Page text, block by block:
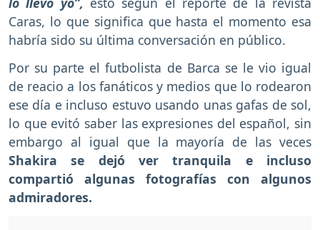
Caras, lo que significa que hasta el momento esa
habría sido su última conversación en público.
Por su parte el futbolista de Barca se le vio igual
de reacio a los fanáticos y medios que lo rodearon
ese día e incluso estuvo usando unas gafas de sol,
lo que evitó saber las expresiones del español, sin
embargo al igual que la mayoría de las veces
Shakira se dejó ver tranquila e incluso
compartió algunas fotografías con algunos
admiradores.